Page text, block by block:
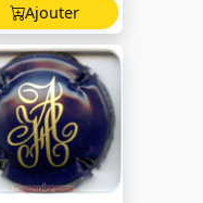
Ajouter